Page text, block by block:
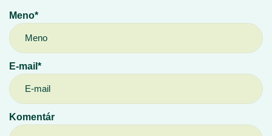
Meno*
E-mail*
Komentár